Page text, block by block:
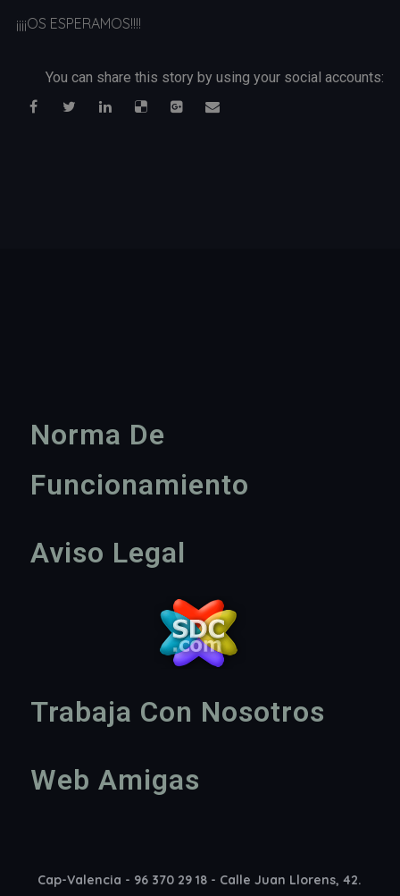
¡¡¡¡OS ESPERAMOS!!!!
You can share this story by using your social accounts:
Norma De
Funcionamiento
Aviso Legal
Trabaja Con Nosotros
Web Amigas
Cap-Valencia - 96 370 29 18 - Calle Juan Llorens, 42.